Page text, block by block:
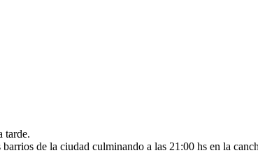
tarde.
de la ciudad culminando a las 21:00 hs en la